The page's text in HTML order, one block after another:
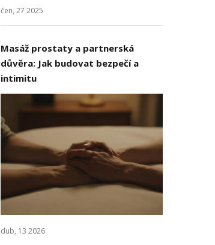
čen, 27 2025
Masáž prostaty a partnerská
důvěra: Jak budovat bezpečí a
intimitu
dub, 13 2026